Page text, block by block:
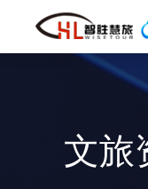
票务
聚焦票
旅游
快速搭
一机
提供目
VR/
VR全景
数字
为景区
文旅